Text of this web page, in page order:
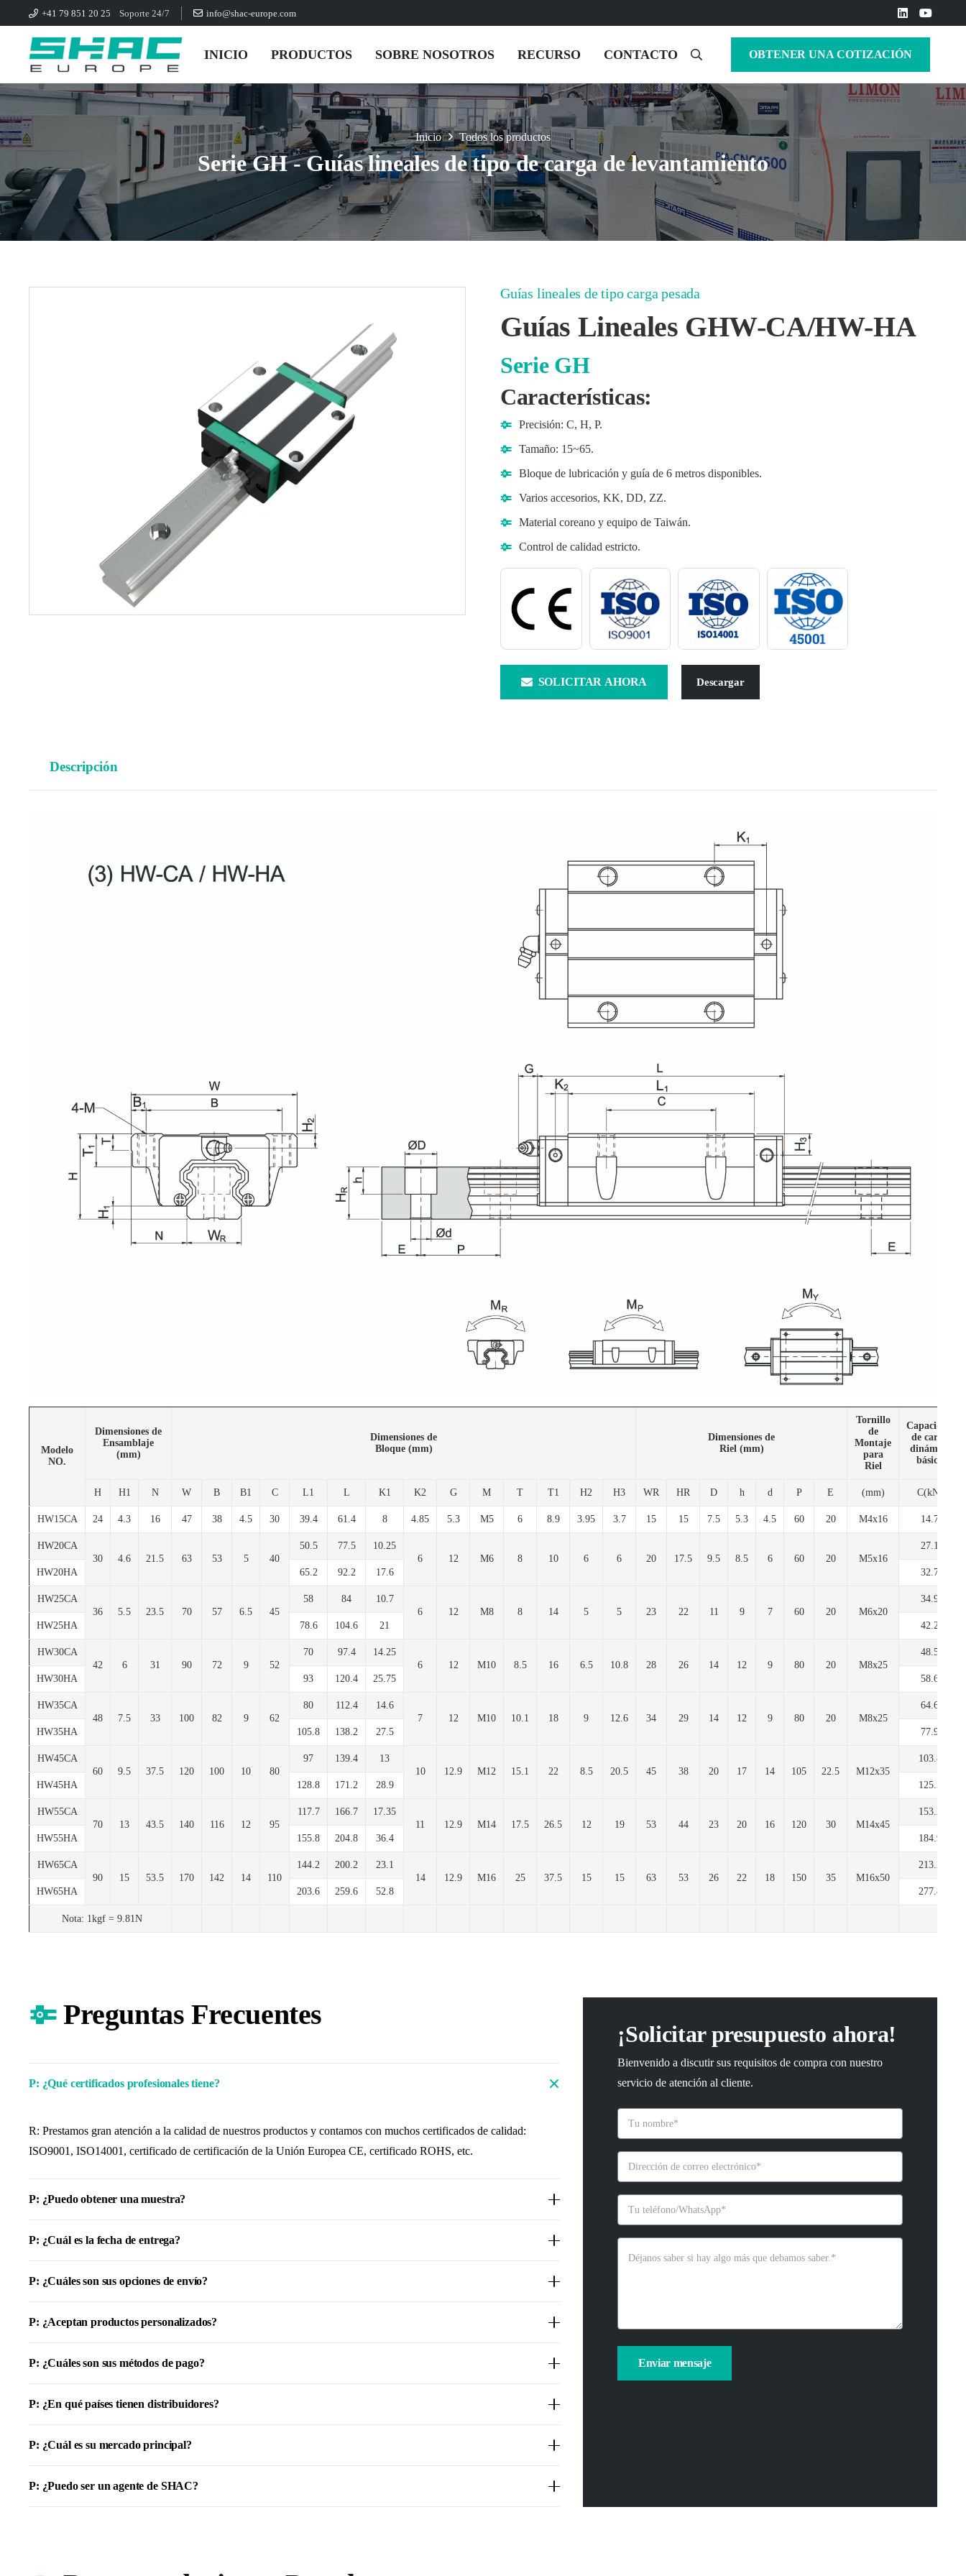
+41 79 851 20 25 Soporte 24/7 info@shac-europe.com
INICIO PRODUCTOS SOBRE NOSOTROS RECURSO CONTACTO OBTENER UNA COTIZACIÓN
Inicio Todos los productos
Serie GH - Guías lineales de tipo de carga de levantamiento
Guías lineales de tipo carga pesada
Guías Lineales GHW-CA/HW-HA
Serie GH
Características:
Precisión: C, H, P.
Tamaño: 15~65.
Bloque de lubricación y guía de 6 metros disponibles.
Varios accesorios, KK, DD, ZZ.
Material coreano y equipo de Taiwán.
Control de calidad estricto.
SOLICITAR AHORA Descargar
Descripción
Modelo
NO.
Dimensiones de
Ensamblaje
(mm)
Dimensiones de
Bloque (mm)
Dimensiones de
Riel (mm)
Tornillo
de
Montaje
para
Riel
Capacidad
de carga
dinámica
básica
H H1 N W B B1 C L1 L K1 K2 G M T T1 H2 H3 WR HR D h d P E (mm) C(kN)
HW15CA 24 4.3 16 47 38 4.5 30 39.4 61.4 8 4.85 5.3 M5 6 8.9 3.95 3.7 15 15 7.5 5.3 4.5 60 20 M4x16 14.7
HW20CA
30
4.6 21.5 63 53 5 40
50.5 77.5
10.25
6
12 M6 8 10 6 6 20 17.5 9.5 8.5 6 60 20 M5x16
27.1
HW20HA 65.2 92.2 17.6 32.7
HW25CA
36
5.5 23.5 70 57 6.5 45
58 84
10.7
6
12 M8 8 14 5 5 23 22 11 9 7 60 20 M6x20
34.9
HW25HA 78.6 104.6 21 42.2
HW30CA
42
6 31 90 72 9 52
70 97.4
14.25
6
12 M10 8.5 16 6.5 10.8 28 26 14 12 9 80 20 M8x25
48.5
HW30HA 93 120.4 25.75 58.6
HW35CA
48
7.5 33 100 82 9 62
80 112.4
14.6
7
12 M10 10.1 18 9 12.6 34 29 14 12 9 80 20 M8x25
64.6
HW35HA 105.8 138.2 27.5 77.9
HW45CA
60
9.5 37.5 120 100 10 80
97 139.4
13
10
12.9 M12 15.1 22 8.5 20.5 45 38 20 17 14 105 22.5 M12x35
103.8
HW45HA 128.8 171.2 28.9 125.3
HW55CA
70
13 43.5 140 116 12 95
117.7 166.7
17.35
11
12.9 M14 17.5 26.5 12 19 53 44 23 20 16 120 30 M14x45
153.2
HW55HA 155.8 204.8 36.4 184.9
HW65CA
90
15 53.5 170 142 14 110
144.2 200.2
23.1
14
12.9 M16 25 37.5 15 15 63 53 26 22 18 150 35 M16x50
213.2
HW65HA 203.6 259.6 52.8 277.8
Nota: 1kgf = 9.81N
Preguntas Frecuentes
P: ¿Qué certificados profesionales tiene?
R: Prestamos gran atención a la calidad de nuestros productos y contamos con muchos certificados de calidad:
ISO9001, ISO14001, certificado de certificación de la Unión Europea CE, certificado ROHS, etc.
P: ¿Puedo obtener una muestra?
P: ¿Cuál es la fecha de entrega?
P: ¿Cuáles son sus opciones de envío?
P: ¿Aceptan productos personalizados?
P: ¿Cuáles son sus métodos de pago?
P: ¿En qué países tienen distribuidores?
P: ¿Cuál es su mercado principal?
P: ¿Puedo ser un agente de SHAC?
¡Solicitar presupuesto ahora!
Bienvenido a discutir sus requisitos de compra con nuestro
servicio de atención al cliente.